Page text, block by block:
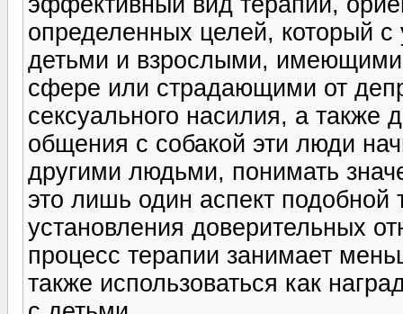
определенных целей, который
детьми и взрослыми,
сфере или страдающими от
сексуального насилия, а
общения с собакой эти люди
другими людьми, понимать
это лишь один аспект
установления доверительных
процесс терапии занимает
также использоваться как